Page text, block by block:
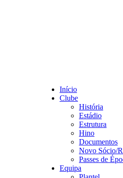
Início
Clube
História
Estádio
Estrutura
Hino
Documentos
Novo Sócio/
Passes de
Equipa